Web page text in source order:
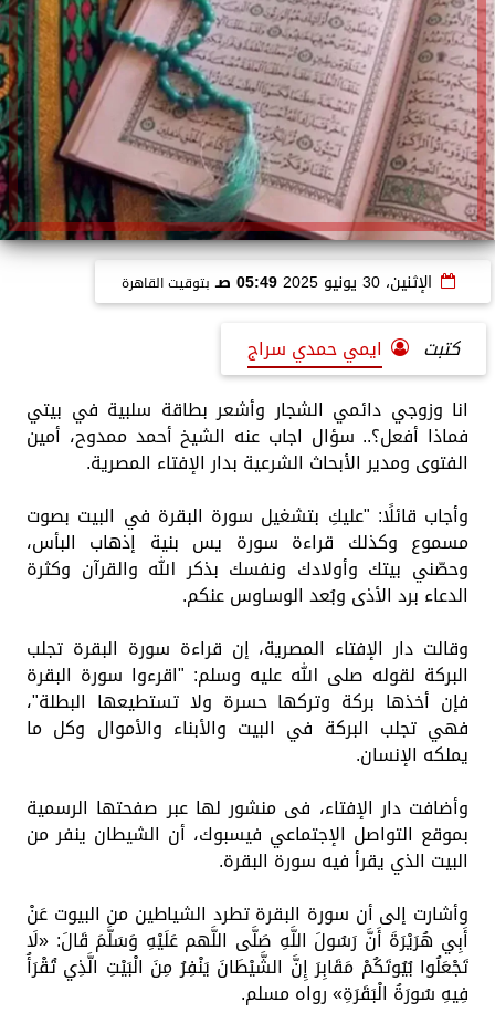
الإثنين، 30 يونيو 2025 05:49 صـ بتوقيت القاهرة
كتبت
ايمي حمدي سراج
انا وزوجي دائمي الشجار وأشعر بطاقة سلبية في بيتي
فماذا أفعل؟.. سؤال اجاب عنه الشيخ أحمد ممدوح، أمين
الفتوى ومدير الأبحاث الشرعية بدار الإفتاء المصرية.
وأجاب قائلًا: "عليكِ بتشغيل سورة البقرة في البيت بصوت
مسموع وكذلك قراءة سورة يس بنية إذهاب البأس،
وحصّني بيتك وأولادك ونفسك بذكر الله والقرآن وكثرة
الدعاء برد الأذى وبُعد الوساوس عنكم.
وقالت دار الإفتاء المصرية، إن قراءة سورة البقرة تجلب
البركة لقوله صلى الله عليه وسلم: "اقرءوا سورة البقرة
فإن أخذها بركة وتركها حسرة ولا تستطيعها البطلة"،
فهي تجلب البركة في البيت والأبناء والأموال وكل ما
يملكه الإنسان.
وأضافت دار الإفتاء، فى منشور لها عبر صفحتها الرسمية
بموقع التواصل الإجتماعي فيسبوك، أن الشيطان ينفر من
البيت الذي يقرأ فيه سورة البقرة.
وأشارت إلى أن سورة البقرة تطرد الشياطين من البيوت عَنْ
أَبِي هُرَيْرَةَ أَنَّ رَسُولَ اللَّهِ صَلَّى اللَّهم عَلَيْهِ وَسَلَّمَ قَالَ: «لَا
تَجْعَلُوا بُيُوتَكُمْ مَقَابِرَ إِنَّ الشَّيْطَانَ يَنْفِرُ مِنَ الْبَيْتِ الَّذِي تُقْرَأُ
فِيهِ سُورَةُ الْبَقَرَةِ» رواه مسلم.